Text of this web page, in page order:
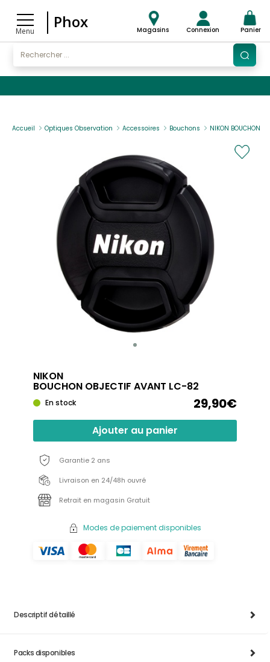
Menu
Phox Magasins Connexion Panier
Accueil Optiques Observation Accessoires Bouchons NIKON BOUCHON
NIKON
BOUCHON OBJECTIF AVANT LC-82
En stock 29,90€
Ajouter au panier
Garantie 2 ans
Livraison en 24/48h ouvré
Retrait en magasin Gratuit
Modes de paiement disponibles
Descriptif détaillé
Packs disponibles